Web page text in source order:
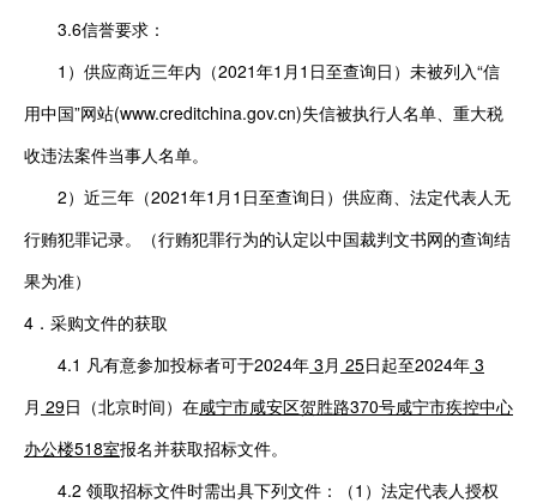
3.6信誉要求：
1） 供应商近三年内（2021年1月1 日至查询日）未被列入“信
用中国”网站(www.creditchina.gov.cn)失信被执行人名单、重大税
收违法案件当事人名单。
2） 近三年（2021年1月1日至查询日）供应商、法定代表人无
行贿犯罪记录。（行贿犯罪行为的认定以中国裁判文书网的查询结
果为准）
4 ． 采购文件的获取
4.1 凡有意参加投标者可于2024年 3月 25日起至2024年 3
月 29日（北京时间）在咸宁市咸安区贺胜路370号咸宁市疾控中心
办公楼518室报名并获取招标文件。
4.2 领取招标文件时需出具下列文件：（1）法定代表人授权